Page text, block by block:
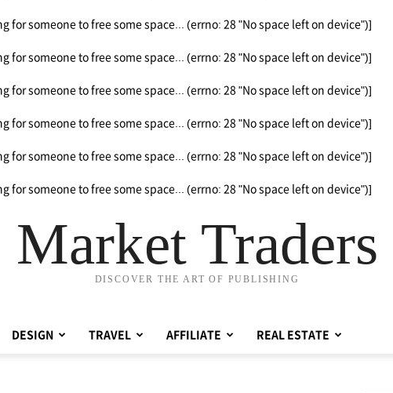
for someone to free some space... (errno: 28 "No space left on device")]
for someone to free some space... (errno: 28 "No space left on device")]
for someone to free some space... (errno: 28 "No space left on device")]
for someone to free some space... (errno: 28 "No space left on device")]
for someone to free some space... (errno: 28 "No space left on device")]
for someone to free some space... (errno: 28 "No space left on device")]
Market Traders
DISCOVER THE ART OF PUBLISHING
DESIGN TRAVEL AFFILIATE REAL ESTATE